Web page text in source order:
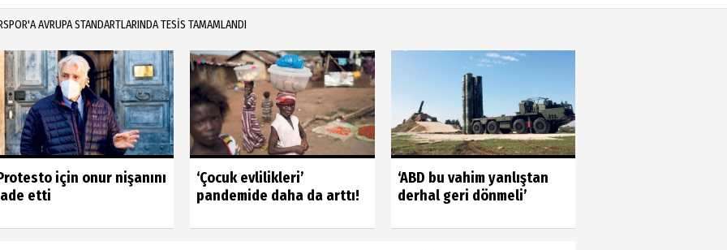
Video Galeri
Foto Galeri
Moovit
Künye
AVRUPA STANDARTLARINDA TESİS TAMAMLANDI
için onur nişanını
etti
‘Çocuk evlilikleri’
pandemide daha da arttı!
‘ABD bu vahim yanlıştan
derhal geri dönmeli’